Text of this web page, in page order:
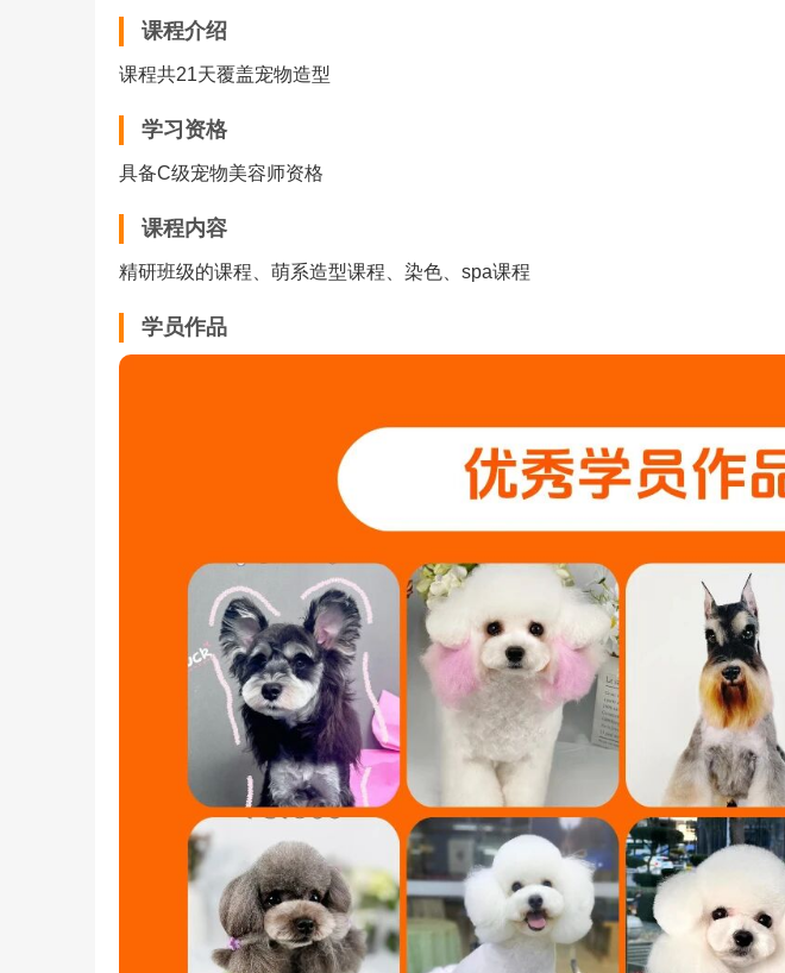
课程介绍
课程共21天覆盖宠物造型
学习资格
具备C级宠物美容师资格
课程内容
精研班级的课程、萌系造型课程、染色、spa课程
学员作品